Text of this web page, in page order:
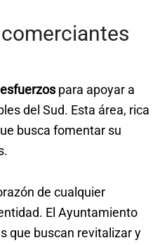
para apoyar a
del Sud. Esta área, rica
busca fomentar su
de cualquier
El Ayuntamiento
que buscan revitalizar y